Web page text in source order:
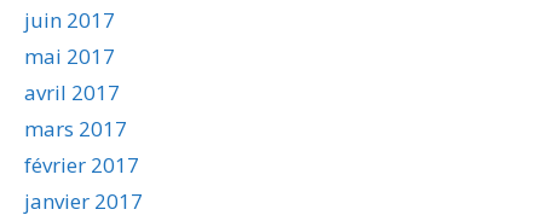
juin 2017
mai 2017
avril 2017
mars 2017
février 2017
janvier 2017